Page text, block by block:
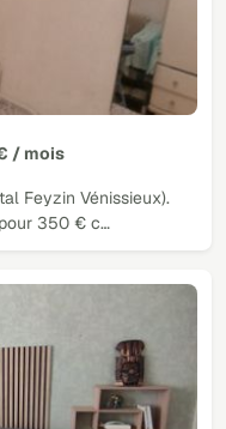
/ mois
Feyzin Vénissieux).
350 € c…